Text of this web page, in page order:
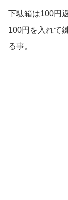
下駄箱は100円
100円を入れて
る事。